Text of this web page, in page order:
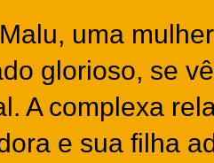
uma
glorioso, se
A complexa
e sua filha